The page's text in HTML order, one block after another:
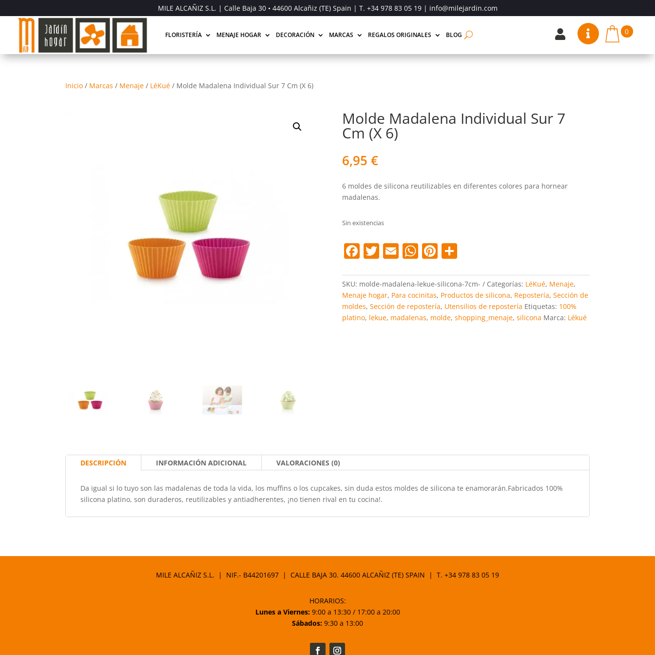
MILE ALCAÑIZ S.L. | Calle Baja 30 • 44600 Alcañiz (TE) Spain | T. +34 978 83 05 19| info@milejardin.com
FLORISTERÍA MENAJE HOGAR DECORACIÓN MARCAS REGALOS ORIGINALES BLOG   0
Inicio / Marcas / Menaje / LéKué / Molde Madalena Individual Sur 7 Cm (X 6)
Molde Madalena Individual Sur 7
Cm (X 6)
6,95 €
6 moldes de silicona reutilizables en diferentes colores para hornear
madalenas.
Sin existencias
F
c
e
b
T
itt
er
E
ai
l
W
at
s
A
Pi
er
e
st
C
m
p
ar
tir
SKU: molde-madalena-lekue-silicona-7cm- Categorías: LéKué, Menaje,
Menaje hogar, Para cocinitas, Productos de silicona, Repostería, Sección de
moldes, Sección de repostería, Utensilios de repostería Etiquetas: 100%
platino, lekue, madalenas, molde, shopping_menaje, silicona Marca: Lékué
DESCRIPCIÓN INFORMACIÓN ADICIONAL VALORACIONES (0)
Da igual si lo tuyo son las madalenas de toda la vida, los muffins o los cupcakes, sin duda estos moldes de silicona te enamorarán.Fabricados 100%
silicona platino, son duraderos, reutilizables y antiadherentes, ¡no tienen rival en tu cocina!.
MILE ALCAÑIZ S.L. | NIF.- B44201697 | CALLE BAJA 30. 44600 ALCAÑIZ (TE) SPAIN | T. +34 978 83 05 19
HORARIOS:
Lunes a Viernes:9:00 a 13:30 / 17:00 a 20:00
Sábados: 9:30 a 13:00